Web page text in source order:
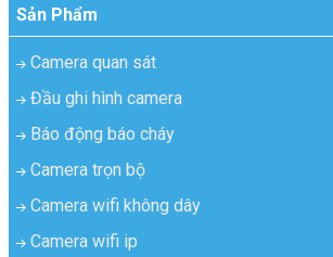
Sản Phẩm
Camera quan sát
Đầu ghi hình camera
Báo động báo cháy
Camera trọn bộ
Camera wifi không dây
Camera wifi ip